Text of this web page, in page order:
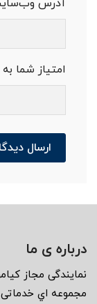
آدرس
امتیاز شما
ارسال
درباره ی ما
نمايندگى مجاز
مجموعه اي خدماتى